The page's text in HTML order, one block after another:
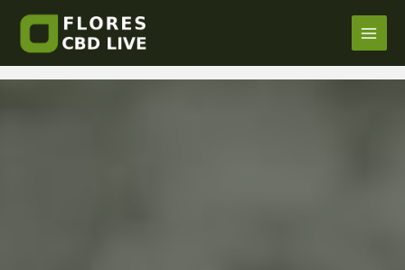
contenido
Main
Menu
Comprar Flores CBD en Cheles
/ Badajoz/ Por admin